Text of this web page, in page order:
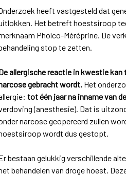
heeft vastgesteld dat
Het betreft hoestsiroop
Pholco-Méréprine. De
stop te zetten.
allergische reactie in kwestie
gebracht wordt.Het
tot één jaar na inname van
(anesthesie). Dat is
narcose geopereerd zullen
wordt dus gestopt.
bestaan gelukkig verschillende
behandelen van droge hoest.